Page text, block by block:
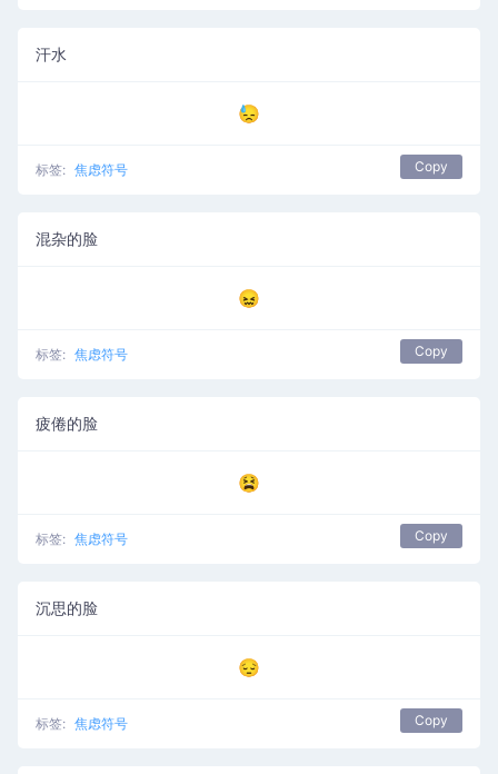
汗水
😓
标签: 焦虑符号 Copy
混杂的脸
😖
标签: 焦虑符号 Copy
疲倦的脸
😫
标签: 焦虑符号 Copy
沉思的脸
😔
标签: 焦虑符号 Copy